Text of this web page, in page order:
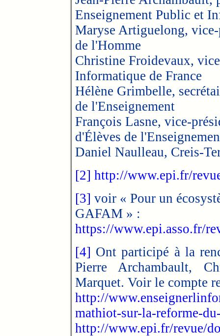
Enseignement Public et
Maryse Artiguelong,
de l'Homme
Christine Froidevaux,
Informatique de France
Hélène Grimbelle,
de l'Enseignement
François Lasne, vice-
d'Élèves de
Daniel Naulleau, Creis-
[2] http://www.epi.fr/
[3] voir « Pour un
GAFAM » :
https://www.epi.asso.fr/
[4] Ont participé à la
Pierre Archambault,
Marquet. Voir le compte
http://
mathiot-sur-la-reforme-
http://www.epi.fr/revue/